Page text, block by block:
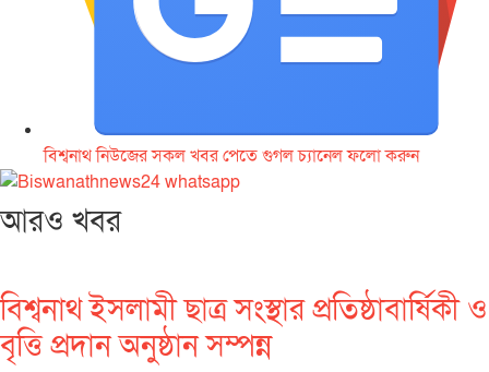
বিশ্বনাথ নিউজের সকল খবর পেতে গুগল চ‌্যানেল ফলো করুন
আরও খবর
বিশ্বনাথ ইসলামী ছাত্র সংস্থার প্রতিষ্ঠাবার্ষিকী ও
বৃত্তি প্রদান অনুষ্ঠান সম্পন্ন